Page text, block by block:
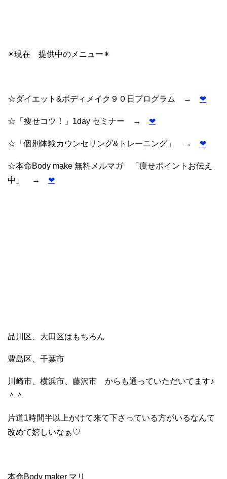
✴︎現在 提供中のメニュー✴︎
☆ダイエット&ボディメイク９０日プログラム → ❤︎
☆「痩せコツ！」1day セミナー → ❤︎
☆「個別体験カウンセリング&トレーニング」 → ❤︎
☆本命Body make 無料メルマガ 「痩せポイントお伝え
中」 → ❤︎
品川区、大田区はもちろん
豊島区、千葉市
川崎市、横浜市、藤沢市 からも通っていただいてます♪
＾＾
片道1時間半以上かけて来て下さっている方がいるなんて
改めて嬉しいなぁ♡
本命Body maker マリ